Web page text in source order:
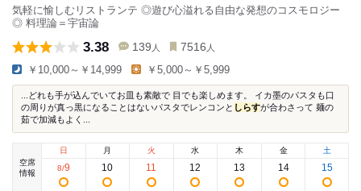
気軽に愉しむリストランテ ◎遊び心溢れる自由な発想のコスモロジー
◎ 料理論＝宇宙論
3.38 139 人 7516 人
￥10,000～￥14,999 ￥5,000～￥5,999
...どれも手が込んでいてお皿も素敵で 目でも楽しめます。 イカ墨のパスタも口
の周りが真っ黒になることはないパスタでレンコンと しらすが合わさって 麺の
茹で加減もよく...
空席
情報
日
8/9
月
10
火
11
水
12
木
13
金
14
土
15